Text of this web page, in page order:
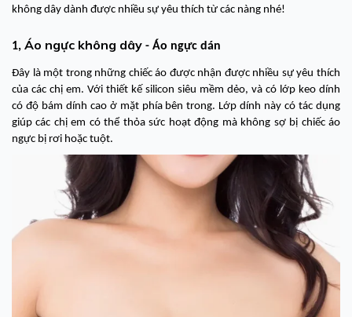
không dây dành được nhiều sự yêu thích từ các nàng nhé!
1, Áo ngực không dây - Áo ngực dán
Đây là một trong những chiếc áo được nhận được nhiều sự yêu thích
của các chị em. Với thiết kế silicon siêu mềm dẻo, và có lớp keo dính
có độ bám dính cao ở mặt phía bên trong. Lớp dính này có tác dụng
giúp các chị em có thể thỏa sức hoạt động mà không sợ bị chiếc áo
ngực bị rơi hoặc tuột.